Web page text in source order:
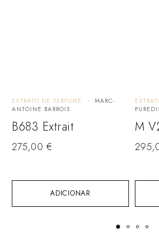
ADICIONAR
EXTRATO DE PERFUME
MARC-
ANTOINE BARROIS
B683 Extrait
275,00 €
M